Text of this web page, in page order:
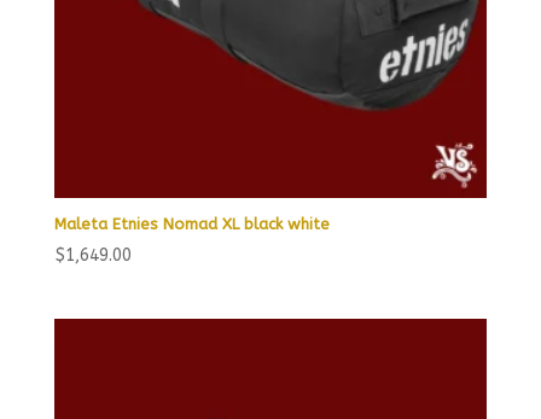
Maleta Etnies Nomad XL black white
$1,649.00